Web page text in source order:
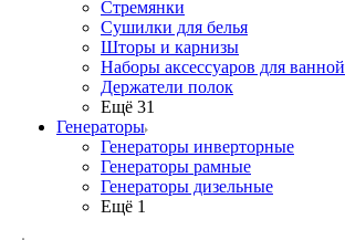
Стремянки
Сушилки для белья
Шторы и карнизы
Наборы аксессуаров для ванной
Держатели полок
Ещё 31
Генераторы
Генераторы инверторные
Генераторы рамные
Генераторы дизельные
Ещё 1